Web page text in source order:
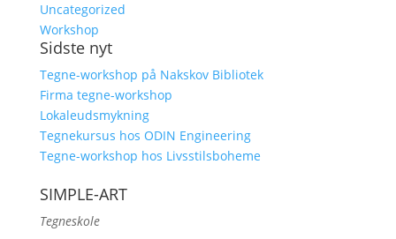
Uncategorized
Workshop
Sidste nyt
Tegne-workshop på Nakskov Bibliotek
Firma tegne-workshop
Lokaleudsmykning
Tegnekursus hos ODIN Engineering
Tegne-workshop hos Livsstilsboheme
SIMPLE-ART
Tegneskole